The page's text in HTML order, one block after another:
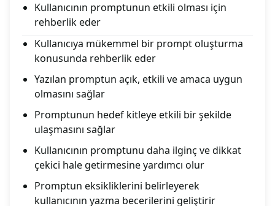
Kullanıcının promptunun etkili olması için
rehberlik eder
Kullanıcıya mükemmel bir prompt oluşturma
konusunda rehberlik eder
Yazılan promptun açık, etkili ve amaca uygun
olmasını sağlar
Promptunun hedef kitleye etkili bir şekilde
ulaşmasını sağlar
Kullanıcının promptunu daha ilginç ve dikkat
çekici hale getirmesine yardımcı olur
Promptun eksikliklerini belirleyerek
kullanıcının yazma becerilerini geliştirir